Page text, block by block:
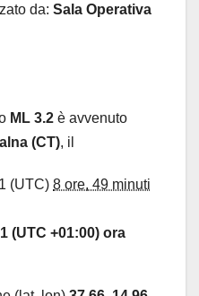
da: Sala Operativa
ML 3.2 è avvenuto
(CT), il
(UTC) 8 ore, 49 minuti
(UTC +01:00) ora